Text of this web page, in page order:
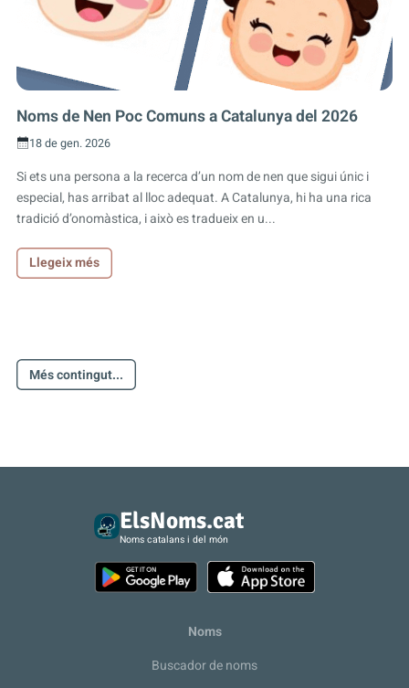
Noms de Nen Poc Comuns a Catalunya del 2026
18 de gen. 2026
Si ets una persona a la recerca d’un nom de nen que sigui únic i
especial, has arribat al lloc adequat. A Catalunya, hi ha una rica
tradició d’onomàstica, i això es tradueix en u...
Llegeix més
Més contingut...
ElsNoms.cat
Noms catalans i del món
Noms
Buscador de noms